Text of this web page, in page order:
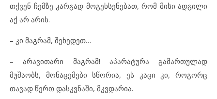
თქვენ ჩემზე კარგად მოგეხსენებათ, რომ მისი ადგილი
აქ არ არის.
– კი მაგრამ, შეხედეთ…
– არავითარი მაგრამ! აპარატურა გამართულად
მუშაობს, მონაცემები სწორია, ეს კაცი კი, როგორც
თავად წერთ დასკვნაში, მკვდარია.